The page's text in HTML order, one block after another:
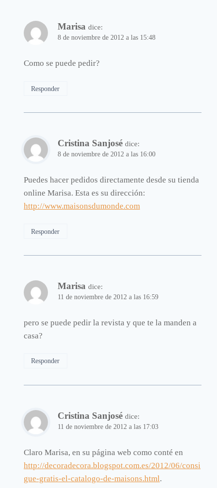
Marisa dice:
8 de noviembre de 2012 a las 15:48
Como se puede pedir?
Responder
Cristina Sanjosé dice:
8 de noviembre de 2012 a las 16:00
Puedes hacer pedidos directamente desde su tienda
online Marisa. Esta es su dirección:
http://www.maisonsdumonde.com
Responder
Marisa dice:
11 de noviembre de 2012 a las 16:59
pero se puede pedir la revista y que te la manden a
casa?
Responder
Cristina Sanjosé dice:
11 de noviembre de 2012 a las 17:03
Claro Marisa, en su página web como conté en
http://decoradecora.blogspot.com.es/2012/06/consi
gue-gratis-el-catalogo-de-maisons.html.